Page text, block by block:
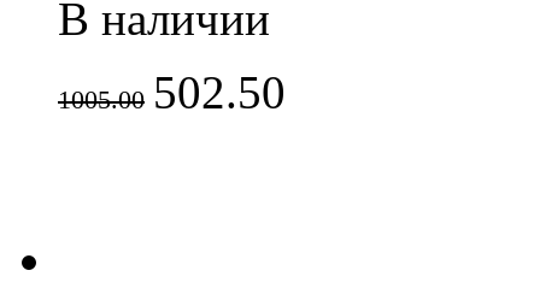
В наличии
1005.00 502.50